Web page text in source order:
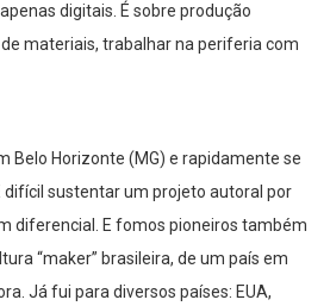
digitais. É sobre produção
materiais, trabalhar na periferia com
Belo Horizonte (MG) e rapidamente se
sustentar um projeto autoral por
diferencial. E fomos pioneiros também
“maker” brasileira, de um país em
Já fui para diversos países: EUA,